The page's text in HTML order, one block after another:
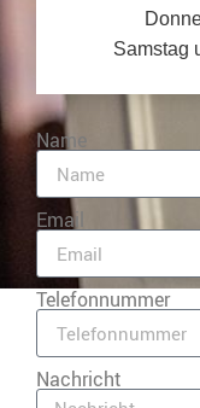
Samstag
Name
Email
Telefonnummer
Nachricht